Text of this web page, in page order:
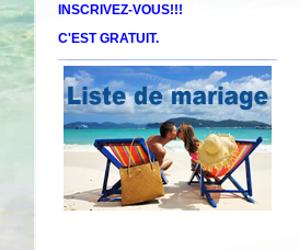
INSCRIVEZ-VOUS!!!
C'EST GRATUIT.